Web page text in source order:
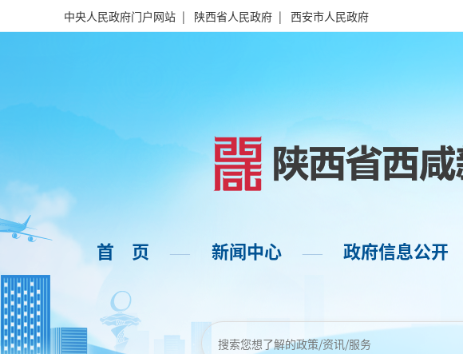
中央人民政府门户网站 | 陕西省人民政府 | 西安市人民政府
首 页 —— 新闻中心 —— 政府信息公开